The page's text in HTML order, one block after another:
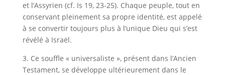
et l’Assyrien (cf. Is 19, 23-25). Chaque peuple, tout en
conservant pleinement sa propre identité, est appelé
à se convertir toujours plus à l’unique Dieu qui s’est
révélé à Israël.
3. Ce souffle « universaliste », présent dans l’Ancien
Testament, se développe ultérieurement dans le